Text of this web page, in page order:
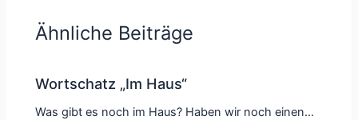
Ähnliche Beiträge
Wortschatz „Im Haus“
Was gibt es noch im Haus? Haben wir noch einen…